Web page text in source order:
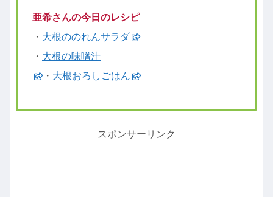
亜希さんの今日のレシピ
・ 大根ののれんサラダ
・ 大根の味噌汁
・ 大根おろしごはん
スポンサーリンク